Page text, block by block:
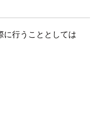
行うこととしては